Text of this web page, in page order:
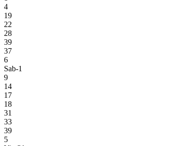
4
19
22
28
39
37
6
Sab-1
9
14
17
18
31
33
39
5